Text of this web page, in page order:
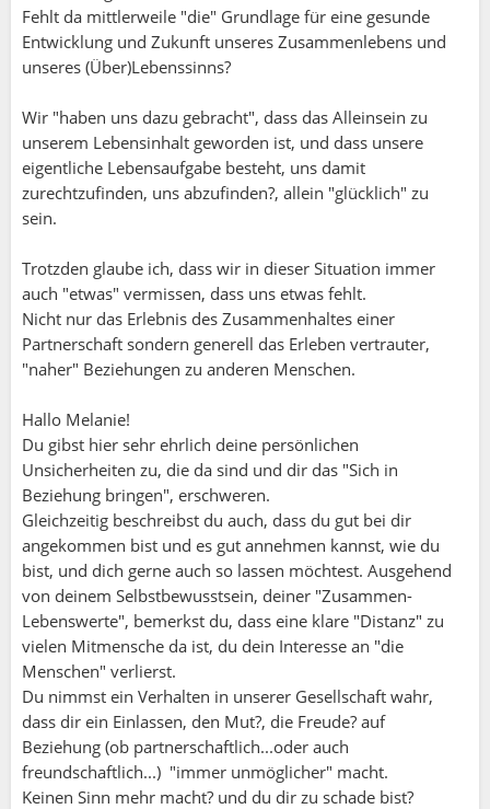
Fehlt da mittlerweile "die" Grundlage für eine gesunde
Entwicklung und Zukunft unseres Zusammenlebens und
unseres (Über)Lebenssinns?
Wir "haben uns dazu gebracht", dass das Alleinsein zu
unserem Lebensinhalt geworden ist, und dass unsere
eigentliche Lebensaufgabe besteht, uns damit
zurechtzufinden, uns abzufinden?, allein "glücklich" zu
sein.
Trotzden glaube ich, dass wir in dieser Situation immer
auch "etwas" vermissen, dass uns etwas fehlt.
Nicht nur das Erlebnis des Zusammenhaltes einer
Partnerschaft sondern generell das Erleben vertrauter,
"naher" Beziehungen zu anderen Menschen.
Hallo Melanie!
Du gibst hier sehr ehrlich deine persönlichen
Unsicherheiten zu, die da sind und dir das "Sich in
Beziehung bringen", erschweren.
Gleichzeitig beschreibst du auch, dass du gut bei dir
angekommen bist und es gut annehmen kannst, wie du
bist, und dich gerne auch so lassen möchtest. Ausgehend
von deinem Selbstbewusstsein, deiner "Zusammen-
Lebenswerte", bemerkst du, dass eine klare "Distanz" zu
vielen Mitmensche da ist, du dein Interesse an "die
Menschen" verlierst.
Du nimmst ein Verhalten in unserer Gesellschaft wahr,
dass dir ein Einlassen, den Mut?, die Freude? auf
Beziehung (ob partnerschaftlich...oder auch
freundschaftlich...) "immer unmöglicher" macht.
Keinen Sinn mehr macht? und du dir zu schade bist?